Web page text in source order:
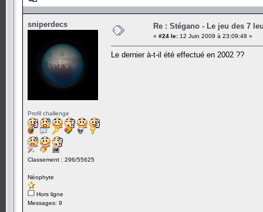
sniperdecs
Profil challenge
Classement : 296/55625
Néophyte
Hors ligne
Messages: 9
Re : Stégano - Le jeu des 7
« #24 le: 12 Juin 2009 à 23:09:48 »
Le dernier à-t-il été effectué en 2002 ??